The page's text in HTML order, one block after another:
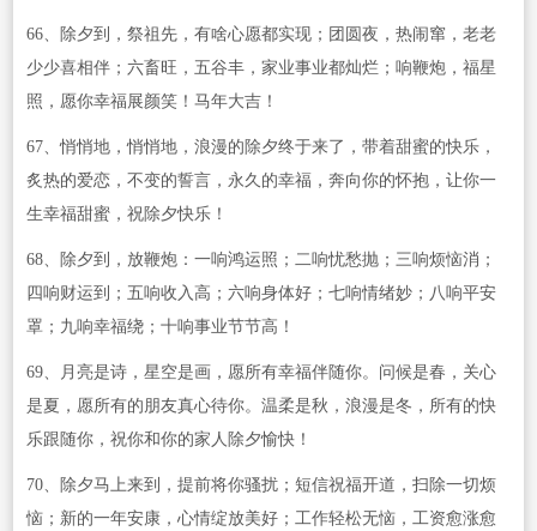
66、除夕到，祭祖先，有啥心愿都实现；团圆夜，热闹窜，老老
少少喜相伴；六畜旺，五谷丰，家业事业都灿烂；响鞭炮，福星
照，愿你幸福展颜笑！马年大吉！
67、悄悄地，悄悄地，浪漫的除夕终于来了，带着甜蜜的快乐，
炙热的爱恋，不变的誓言，永久的幸福，奔向你的怀抱，让你一
生幸福甜蜜，祝除夕快乐！
68、除夕到，放鞭炮：一响鸿运照；二响忧愁抛；三响烦恼消；
四响财运到；五响收入高；六响身体好；七响情绪妙；八响平安
罩；九响幸福绕；十响事业节节高！
69、月亮是诗，星空是画，愿所有幸福伴随你。问候是春，关心
是夏，愿所有的朋友真心待你。温柔是秋，浪漫是冬，所有的快
乐跟随你，祝你和你的家人除夕愉快！
70、除夕马上来到，提前将你骚扰；短信祝福开道，扫除一切烦
恼；新的一年安康，心情绽放美好；工作轻松无恼，工资愈涨愈